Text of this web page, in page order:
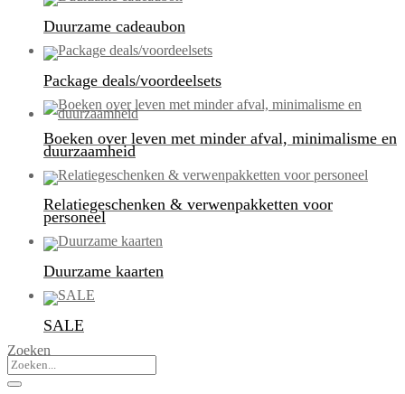
Duurzame cadeaubon
Package deals/voordeelsets
Boeken over leven met minder afval, minimalisme en
duurzaamheid
Relatiegeschenken & verwenpakketten voor
personeel
Duurzame kaarten
SALE
Zoeken